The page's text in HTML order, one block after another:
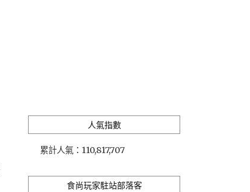
人氣指數
累計人氣： 110,817,707
食尚玩家駐站部落客